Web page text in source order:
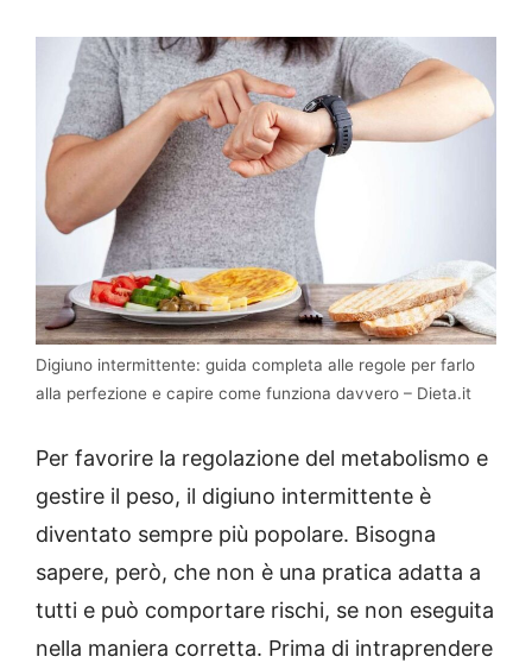
Digiuno intermittente: guida completa alle regole per farlo
alla perfezione e capire come funziona davvero – Dieta.it
Per favorire la regolazione del metabolismo e
gestire il peso, il digiuno intermittente è
diventato sempre più popolare. Bisogna
sapere, però, che non è una pratica adatta a
tutti e può comportare rischi, se non eseguita
nella maniera corretta. Prima di intraprendere